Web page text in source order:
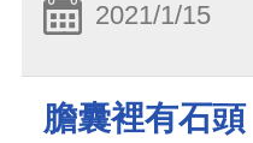
2021/1/15
膽囊裡有石頭